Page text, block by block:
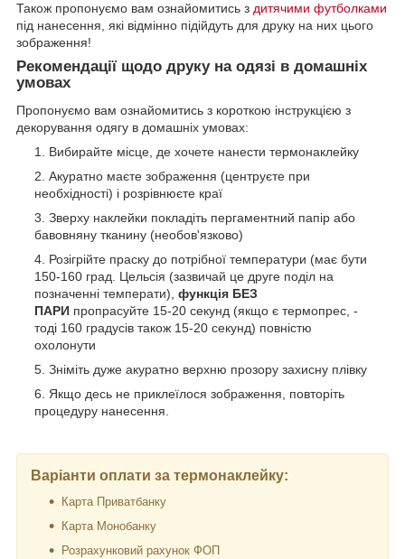
Також пропонуємо вам ознайомитись з дитячими футболками
під нанесення, які відмінно підійдуть для друку на них цього
зображення!
Рекомендації щодо друку на одязі в домашніх
умовах
Пропонуємо вам ознайомитись з короткою інструкцією з
декорування одягу в домашніх умовах:
Вибирайте місце, де хочете нанести термонаклейку
Акуратно маєте зображення (центруєте при
необхідності) і розрівнюєте краї
Зверху наклейки покладіть пергаментний папір або
бавовняну тканину (необов'язково)
Розігрійте праску до потрібної температури (має бути
150-160 град. Цельсія (зазвичай це друге поділ на
позначенні температи), функція БЕЗ
ПАРИ пропрасуйте 15-20 секунд (якщо є термопрес, -
тоді 160 градусів також 15-20 секунд) повністю
охолонути
Зніміть дуже акуратно верхню прозору захисну плівку
Якщо десь не приклеїлося зображення, повторіть
процедуру нанесення.
Варіанти оплати за термонаклейку:
Карта Приватбанку
Карта Монобанку
Розрахунковий рахунок ФОП